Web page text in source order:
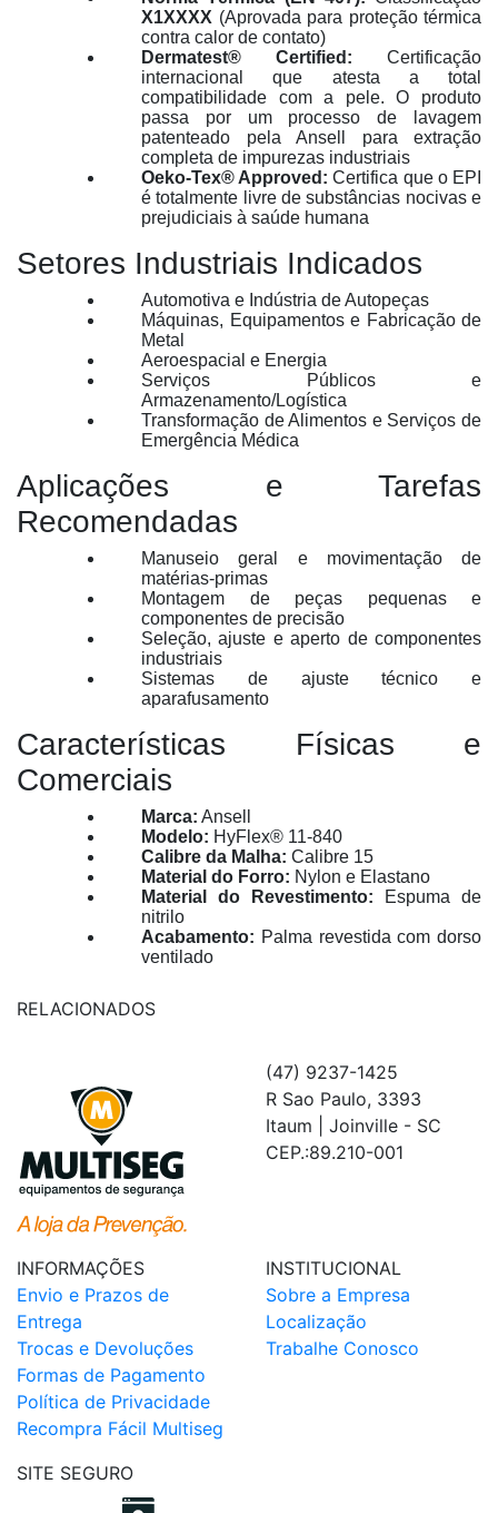
X1XXXX (Aprovada para proteção térmica
contra calor de contato)
Dermatest® Certified: Certificação
internacional que atesta a total
compatibilidade com a pele. O produto
passa por um processo de lavagem
patenteado pela Ansell para extração
completa de impurezas industriais
Oeko-Tex® Approved: Certifica que o EPI
é totalmente livre de substâncias nocivas e
prejudiciais à saúde humana
Setores Industriais Indicados
Automotiva e Indústria de Autopeças
Máquinas, Equipamentos e Fabricação de
Metal
Aeroespacial e Energia
Serviços Públicos e
Armazenamento/Logística
Transformação de Alimentos e Serviços de
Emergência Médica
Aplicações e Tarefas
Recomendadas
Manuseio geral e movimentação de
matérias-primas
Montagem de peças pequenas e
componentes de precisão
Seleção, ajuste e aperto de componentes
industriais
Sistemas de ajuste técnico e
aparafusamento
Características Físicas e
Comerciais
Marca: Ansell
Modelo: HyFlex® 11-840
Calibre da Malha: Calibre 15
Material do Forro: Nylon e Elastano
Material do Revestimento: Espuma de
nitrilo
Acabamento: Palma revestida com dorso
ventilado
RELACIONADOS
(47) 9237-1425
R Sao Paulo, 3393
Itaum | Joinville - SC
CEP.:89.210-001
INFORMAÇÕES
Envio e Prazos de
Entrega
Trocas e Devoluções
Formas de Pagamento
Política de Privacidade
Recompra Fácil Multiseg
INSTITUCIONAL
Sobre a Empresa
Localização
Trabalhe Conosco
SITE SEGURO